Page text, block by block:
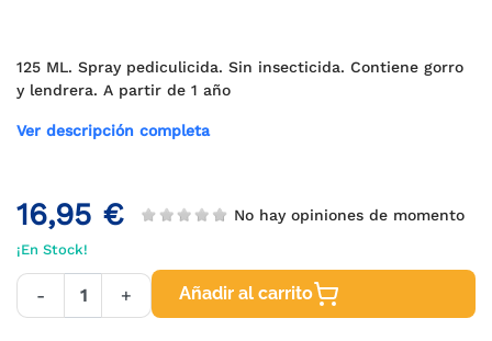
125 ML. Spray pediculicida. Sin insecticida. Contiene gorro
y lendrera. A partir de 1 año
Ver descripción completa
16,95 € No hay opiniones de momento
¡En Stock!
- + Añadir al carrito